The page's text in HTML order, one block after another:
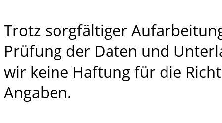
Trotz sorgfältiger
Prüfung der Daten und
wir keine Haftung für die
Angaben.